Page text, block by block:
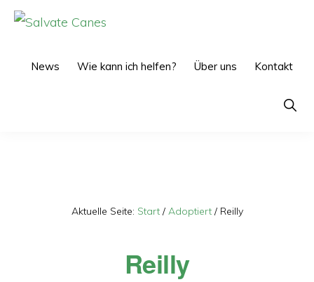
Zur
Zum
News Wie kann ich helfen? Über uns Kontakt
Show
Aktuelle Seite: Start / Adoptiert /Reilly
Reilly